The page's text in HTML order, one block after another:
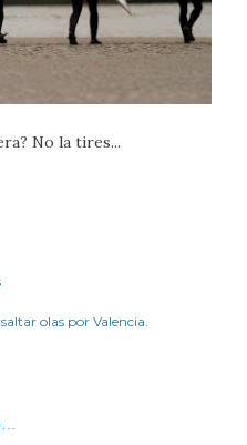
No la tires...
olas por Valencia.